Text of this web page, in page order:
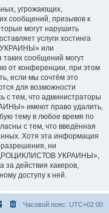
угрожающих,
сообщений, призывов к
могут нарушить
услуги хостинга
или
сообщений могут
от конференции, при этом
если мы сочтём это
для возможности
с тем, что администраторы
имеют право удалить,
тему в любое время по
с тем, что введённая
Хотя эта информация
ни
УКРАИНЫ»,
за действия хакеров,
доступу к ней.
Часовой пояс: UTC+02:00